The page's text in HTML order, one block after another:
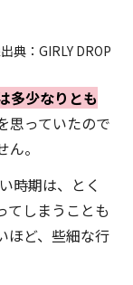
典： GIRLY DROP
多少なりとも
思っていたので
。
時期は、とく
てしまうことも
ほど、些細な行